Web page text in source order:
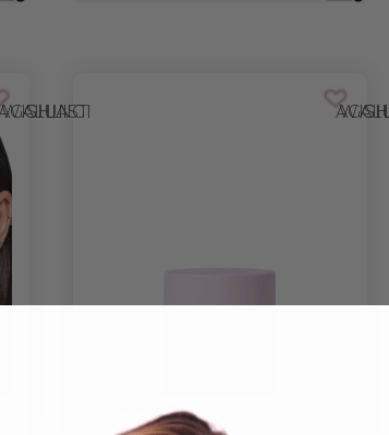
AGGIUNGI ALLA WISHLIST
(184 recensioni)
AGGIUNGI